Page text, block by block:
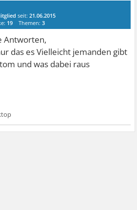
seit:21.06.2015
19 Themen:3
Antworten,
das es Vielleicht jemanden gibt
und was dabei raus